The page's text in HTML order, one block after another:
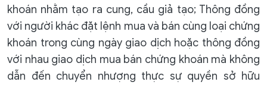
khoán nhằm tạo ra cung, cầu giả tạo; Thông đồng
với người khác đặt lệnh mua và bán cùng loại chứng
khoán trong cùng ngày giao dịch hoặc thông đồng
với nhau giao dịch mua bán chứng khoán mà không
dẫn đến chuyển nhượng thực sự quyền sở hữu